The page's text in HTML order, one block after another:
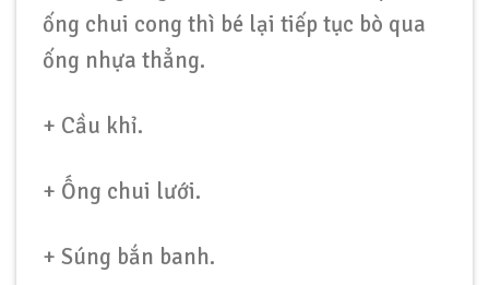
ống chui cong thì bé lại tiếp tục bò qua
ống nhựa thẳng.
+ Cầu khỉ.
+ Ống chui lưới.
+ Súng bắn banh.